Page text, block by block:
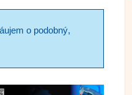
o podobný,